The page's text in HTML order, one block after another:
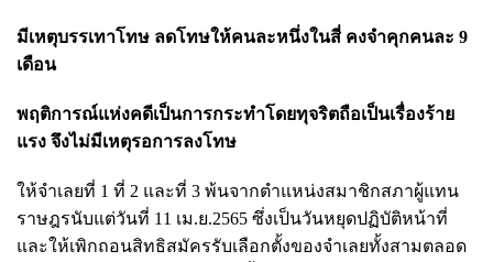
มีเหตุบรรเทาโทษ ลดโทษให้คนละหนึ่งในสี่ คงจำคุกคนละ 9
เดือน
พฤติการณ์แห่งคดีเป็นการกระทำโดยทุจริตถือเป็นเรื่องร้าย
แรง จึงไม่มีเหตุรอการลงโทษ
ให้จำเลยที่ 1 ที่ 2 และที่ 3 พ้นจากตำแหน่งสมาชิกสภาผู้แทน
ราษฎรนับแต่วันที่ 11 เม.ย.2565 ซึ่งเป็นวันหยุดปฏิบัติหน้าที่
และให้เพิกถอนสิทธิสมัครรับเลือกตั้งของจำเลยทั้งสามตลอด